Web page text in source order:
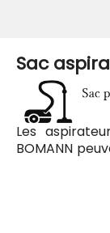
Sac
Les
BOMANN